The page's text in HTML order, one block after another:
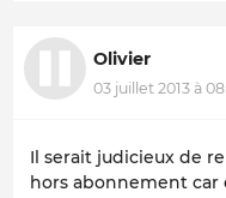
Olivier
03 juillet 2013 à
Il serait judicieux de
hors abonnement